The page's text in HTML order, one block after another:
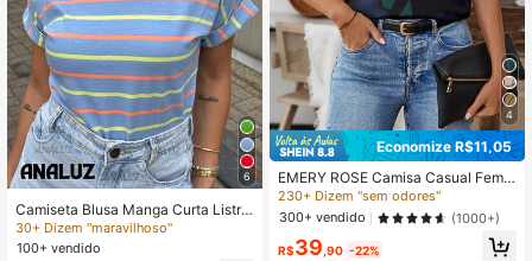
6
Camiseta Blusa Manga Curta Listra
do Básica Feminina Tshirt
30+ Dizem "maravilhoso"
100+ vendido
4
Economize R$11,05
EMERY ROSE Camisa Casual Femin
ina de Verão com Estampa Geométr
ica e Mangas Morcego, Blusas de
Manga Curta
230+ Dizem "sem odores"
300+ vendido
(1000+)
R$39 ,90 -22%